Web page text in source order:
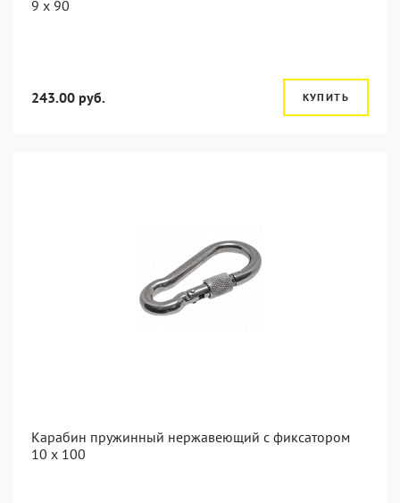
9 х 90
243.00 руб. КУПИТЬ
Карабин пружинный нержавеющий с фиксатором
10 х 100